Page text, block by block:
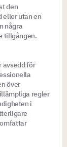
den
eller utan en
några
tillgången.
avsedd för
över
regler
i